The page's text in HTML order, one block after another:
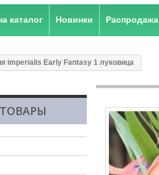
каталог Новинки Распродажа
imperialis Early Fantasy 1 луковица